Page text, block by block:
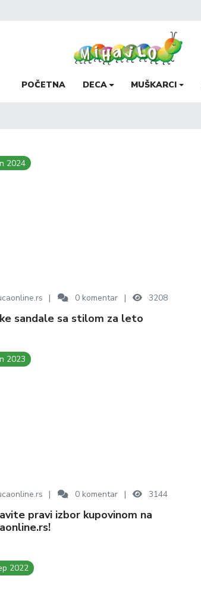
POČETNA DECA MUŠKARCI
0 komentar 3208
2024
sandale sa stilom za leto
0 komentar 3144
2023
2022